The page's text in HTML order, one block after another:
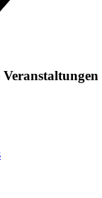
Veranstaltungen